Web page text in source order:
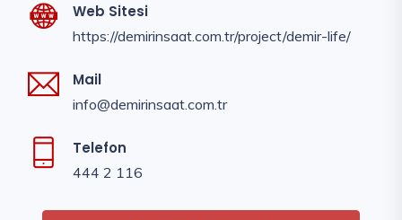
Web Sitesi
https://demirinsaat.com.tr/project/demir-life/
Mail
info@demirinsaat.com.tr
Telefon
444 2 116